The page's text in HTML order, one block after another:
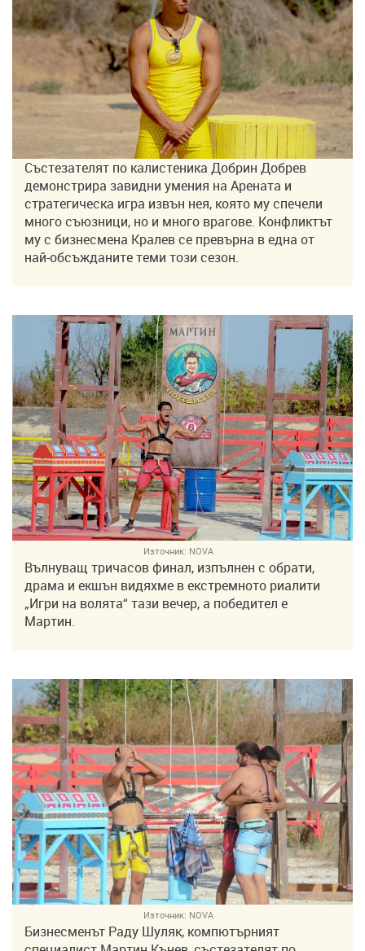
Състезателят по калистеника Добрин Добрев
демонстрира завидни умения на Арената и
стратегическа игра извън нея, която му спечели
много съюзници, но и много врагове. Конфликтът
му с бизнесмена Кралев се превърна в една от
най-обсъжданите теми този сезон.
Източник: NOVA
Вълнуващ тричасов финал, изпълнен с обрати,
драма и екшън видяхме в екстремното риалити
„Игри на волята“ тази вечер, а победител е
Мартин.
Източник: NOVA
Бизнесменът Раду Шуляк, компютърният